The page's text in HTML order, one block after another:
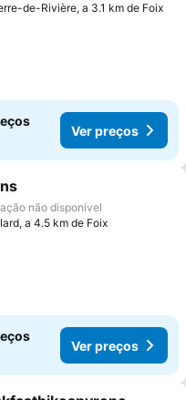
de-Rivière, a 3.1 km de Foix
Ver preços
aos favoritos
não disponível
a 4.5 km de Foix
Ver preços